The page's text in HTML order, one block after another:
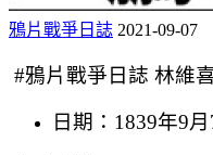
鴉片戰爭日誌 2021-09-07
#鴉片戰爭日誌 林維
日期：1839年9月